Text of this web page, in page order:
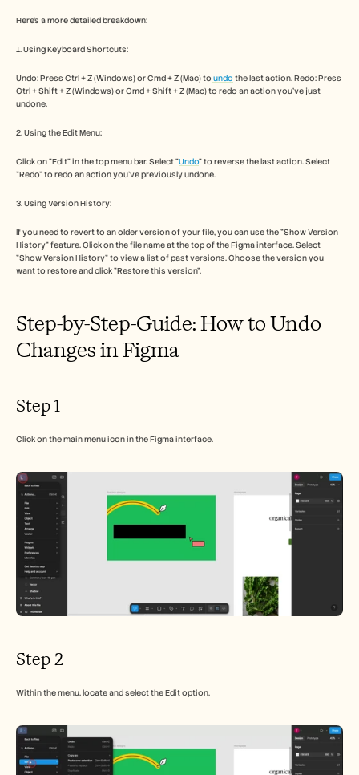
Here's a more detailed breakdown:
1. Using Keyboard Shortcuts:
Undo: Press Ctrl + Z (Windows) or Cmd + Z (Mac) to undo the last action. Redo: Press
Ctrl + Shift + Z (Windows) or Cmd + Shift + Z (Mac) to redo an action you've just
undone.
2. Using the Edit Menu:
Click on "Edit" in the top menu bar. Select "Undo" to reverse the last action. Select
"Redo" to redo an action you've previously undone.
3. Using Version History:
If you need to revert to an older version of your file, you can use the "Show Version
History" feature. Click on the file name at the top of the Figma interface. Select
"Show Version History" to view a list of past versions. Choose the version you
want to restore and click "Restore this version".
Step-by-Step-Guide: How to Undo
Changes in Figma
Step 1
Click on the main menu icon in the Figma interface.
Step 2
Within the menu, locate and select the Edit option.
Customer Stories
Help Center
Pricing
FAQs
Partner Program
Change Management
Sales Enablement
Pre-sales
Customer Success
Training
See more
Start Free Trial